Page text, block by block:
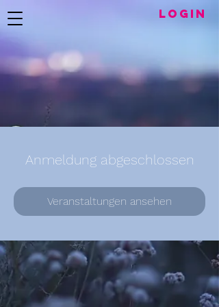
LogIN
Anmeldung abgeschlossen
Veranstaltungen ansehen